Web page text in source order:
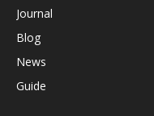
Journal
Blog
News
Guide